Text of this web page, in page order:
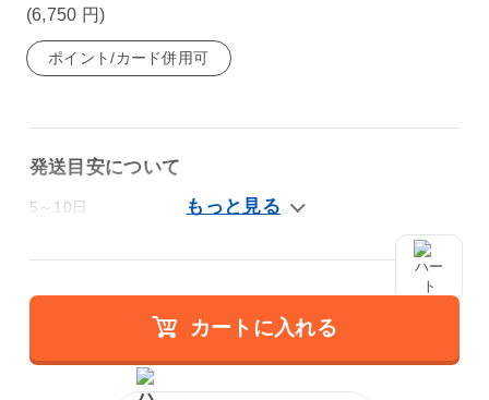
(6,750 円)
ポイント/カード併用可
発送目安について
5～10日
カートに入れる